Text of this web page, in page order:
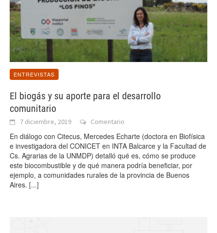
ENTREVISTAS
El biogás y su aporte para el desarrollo
comunitario
7 diciembre, 2019 Comentario
En diálogo con Citecus, Mercedes Echarte (doctora en Biofísica
e investigadora del CONICET en INTA Balcarce y la Facultad de
Cs. Agrarias de la UNMDP) detalló qué es, cómo se produce
este biocombustible y de qué manera podría beneficiar, por
ejemplo, a comunidades rurales de la provincia de Buenos
Aires. [...]